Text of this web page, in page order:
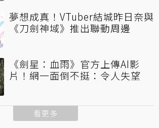
夢想成真！VTuber結城昨日奈與
《刀劍神域》推出聯動周邊
《劍星：血雨》官方上傳AI影
片！網一面倒不挺：令人失望
看更多